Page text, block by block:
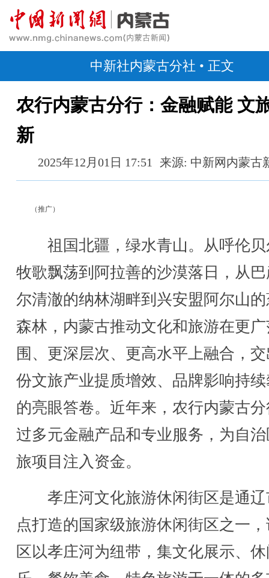
中新社内蒙古分社 • 正文
农行内蒙古分行：金融赋能 文
新
2025年12月01日 17:51 来源: 中新网内蒙古
（推广）
祖国北疆，绿水青山。从呼伦贝
牧歌飘荡到阿拉善的沙漠落日，从
尔清澈的纳林湖畔到兴安盟阿尔山
森林，内蒙古推动文化和旅游在更
围、更深层次、更高水平上融合，
份文旅产业提质增效、品牌影响持
的亮眼答卷。近年来，农行内蒙古
过多元金融产品和专业服务，为自
旅项目注入资金。
孝庄河文化旅游休闲街区是通辽
点打造的国家级旅游休闲街区之一
区以孝庄河为纽带，集文化展示、